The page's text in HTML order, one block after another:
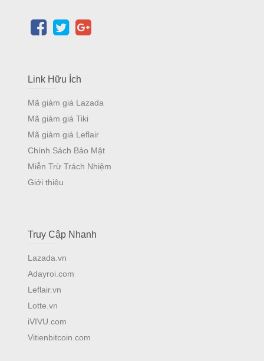
Link Hữu Ích
Mã giảm giá Lazada
Mã giảm giá Tiki
Mã giảm giá Leflair
Chính Sách Bảo Mật
Miễn Trừ Trách Nhiệm
Giới thiệu
Truy Cập Nhanh
Lazada.vn
Adayroi.com
Leflair.vn
Lotte.vn
iVIVU.com
Vitienbitcoin.com